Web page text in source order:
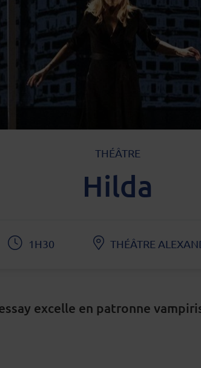
TYPE D'ÉVÈNEMENT
THÉÂTRE
Hilda
1H30 THÉÂTRE
excelle en patronne